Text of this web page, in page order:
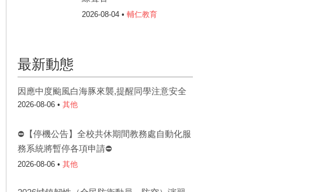
2026-08-04 • 輔仁教育
最新動態
因應中度颱風白海豚來襲,提醒同學注意安全
2026-08-06 • 其他
⛔【停機公告】全校共休期間教務處自動化服
務系統將暫停各項申請⛔
2026-08-06 • 其他